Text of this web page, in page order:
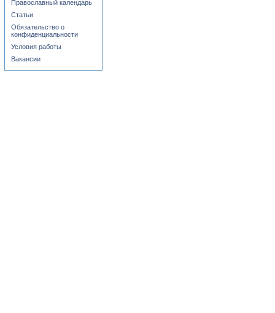
Православный календарь
Статьи
Обязательство о
конфиденциальности
Условия работы
Вакансии